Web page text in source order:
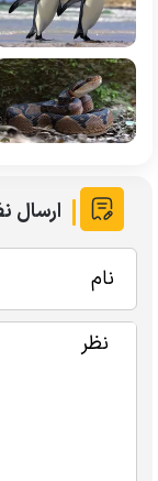
ارسال